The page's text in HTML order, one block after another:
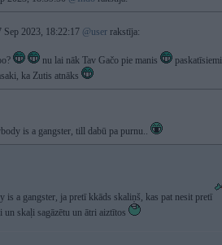
Sep 2023, 18:22:17 @user rakstīja:
nu lai nāk Tav Gačo pie manis
ka Zutis atnāks
is a gangster, till dabū pa purnu..
is a gangster, ja pretī kkāds skaliņš, kas pat nesit pretī
un skaļi sagāzētu un ātri aiztītos